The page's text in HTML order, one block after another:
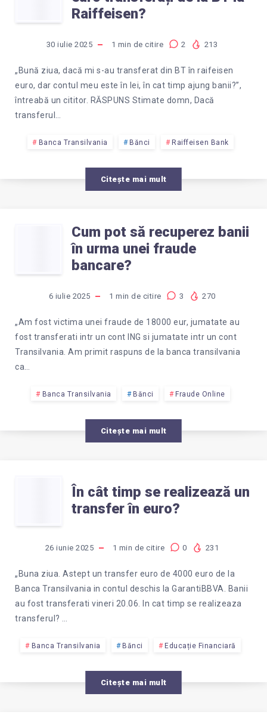
REVOLUT?
CÂT
TIMP
AJUNG
BANII
ÎN
EURO
TRANSFERAȚI
BT
LA
RAIFFEISEN?
Raiffeisen?
30 iulie 2025 1 min de citire 2 213
„Bună ziua, dacă mi s-au transferat din BT în raifeisen
euro, dar contul meu este în lei, în cat timp ajung banii?”,
întreabă un cititor. RĂSPUNS Stimate domn, Dacă
transferul…
Banca Transilvania Bănci Raiffeisen Bank
Citește mai mult
CUM
POT
SĂ
RECUPEREZ
BANII
ÎN
URMA
FRAUDE
BANCARE?
Cum pot să recuperez banii
în urma unei fraude
bancare?
6 iulie 2025 1 min de citire 3 270
„Am fost victima unei fraude de 18000 eur, jumatate au
fost transferati intr un cont ING si jumatate intr un cont
Transilvania. Am primit raspuns de la banca transilvania
ca…
Banca Transilvania Bănci Fraude Online
Citește mai mult
CÂT
TIMP
SE
REALIZEAZĂ
UN
TRANSFER
În cât timp se realizează un
transfer în euro?
26 iunie 2025 1 min de citire 0 231
„Buna ziua. Astept un transfer euro de 4000 euro de la
Banca Transilvania in contul deschis la GarantiBBVA. Banii
au fost transferati vineri 20.06. In cat timp se realizeaza
transferul? …
Banca Transilvania Bănci Educație Financiară
Citește mai mult